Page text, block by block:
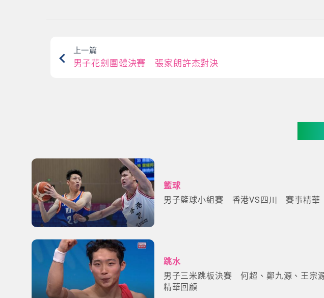
上一篇
男子花劍團體決賽 張家朗許杰對決
籃球
男子籃球小組賽 香港VS四川 賽事精華
跳水
男子三米跳板決賽 何超、鄭九源、王宗
精華回顧